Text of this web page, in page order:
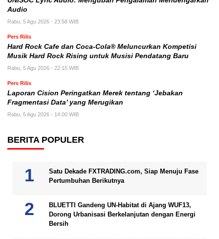
Audio
Rabu, 5 Agu 2026 - 23:58 WIB
Pers Rilis
Hard Rock Cafe dan Coca-Cola® Meluncurkan Kompetisi
Musik Hard Rock Rising untuk Musisi Pendatang Baru
Rabu, 5 Agu 2026 - 22:15 WIB
Pers Rilis
Laporan Cision Peringatkan Merek tentang ‘Jebakan
Fragmentasi Data’ yang Merugikan
Rabu, 5 Agu 2026 - 14:00 WIB
BERITA POPULER
Satu Dekade FXTRADING.com, Siap Menuju Fase
Pertumbuhan Berikutnya
BLUETTI Gandeng UN-Habitat di Ajang WUF13,
Dorong Urbanisasi Berkelanjutan dengan Energi
Bersih